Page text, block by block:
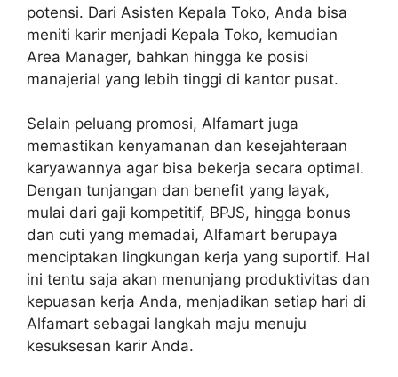
potensi. Dari Asisten Kepala Toko, Anda bisa
meniti karir menjadi Kepala Toko, kemudian
Area Manager, bahkan hingga ke posisi
manajerial yang lebih tinggi di kantor pusat.
Selain peluang promosi, Alfamart juga
memastikan kenyamanan dan kesejahteraan
karyawannya agar bisa bekerja secara optimal.
Dengan tunjangan dan benefit yang layak,
mulai dari gaji kompetitif, BPJS, hingga bonus
dan cuti yang memadai, Alfamart berupaya
menciptakan lingkungan kerja yang suportif. Hal
ini tentu saja akan menunjang produktivitas dan
kepuasan kerja Anda, menjadikan setiap hari di
Alfamart sebagai langkah maju menuju
kesuksesan karir Anda.